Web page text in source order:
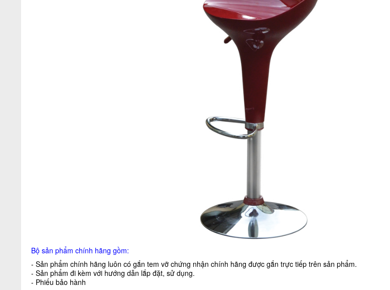
Bộ sản phẩm chính hãng gồm:
- Sản phẩm chính hãng luôn có gắn tem vỡ chứng nhận chính hãng được gắn trực tiếp trên sản phẩm.
- Sản phẩm đi kèm với hướng dẫn lắp đặt, sử dụng.
- Phiếu bảo hành